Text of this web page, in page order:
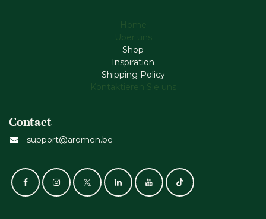
Home
Über uns
Shop
Inspiration
Shipping Policy
Kontaktieren Sie uns
Contact
support@aromen.be